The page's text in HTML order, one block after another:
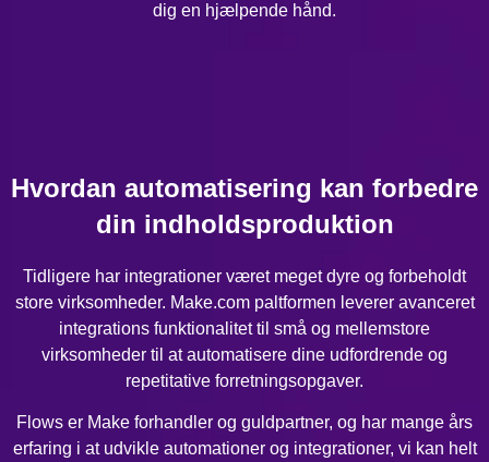
dig en hjælpende hånd.
Hvordan automatisering kan forbedre
din indholdsproduktion
Tidligere har integrationer været meget dyre og forbeholdt
store virksomheder. Make.com paltformen leverer avanceret
integrations funktionalitet til små og mellemstore
virksomheder til at automatisere dine udfordrende og
repetitative forretningsopgaver.
Flows er Make forhandler og guldpartner, og har mange års
erfaring i at udvikle automationer og integrationer, vi kan helt